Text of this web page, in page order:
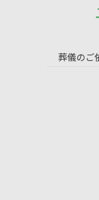
葬儀のご